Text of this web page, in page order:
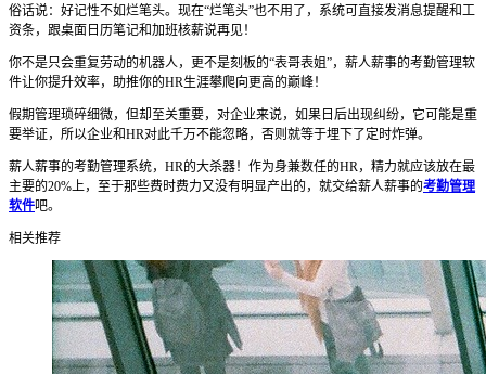
俗话说：好记性不如烂笔头。现在“烂笔头”也不用了，系统可直接发消息提醒和工
资条，跟桌面日历笔记和加班核薪说再见！
你不是只会重复劳动的机器人，更不是刻板的“表哥表姐”，薪人薪事的考勤管理软
件让你提升效率，助推你的HR生涯攀爬向更高的巅峰！
假期管理琐碎细微，但却至关重要，对企业来说，如果日后出现纠纷，它可能是重
要举证，所以企业和HR对此千万不能忽略，否则就等于埋下了定时炸弹。
薪人薪事的考勤管理系统，HR的大杀器！作为身兼数任的HR，精力就应该放在最
主要的20%上，至于那些费时费力又没有明显产出的，就交给薪人薪事的考勤管理
软件吧。
相关推荐